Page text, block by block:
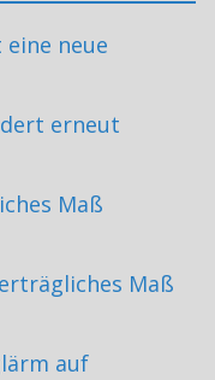
neue
erneut
Maß
Maß
auf